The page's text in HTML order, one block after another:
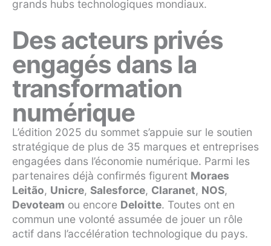
grands hubs technologiques mondiaux.
Des acteurs privés
engagés dans la
transformation
numérique
L’édition 2025 du sommet s’appuie sur le soutien
stratégique de plus de 35 marques et entreprises
engagées dans l’économie numérique. Parmi les
partenaires déjà confirmés figurent Moraes
Leitão, Unicre, Salesforce, Claranet, NOS,
Devoteam ou encore Deloitte. Toutes ont en
commun une volonté assumée de jouer un rôle
actif dans l’accélération technologique du pays.